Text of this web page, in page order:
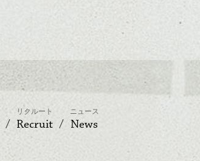
リクルート
Recruit
ニュース
News